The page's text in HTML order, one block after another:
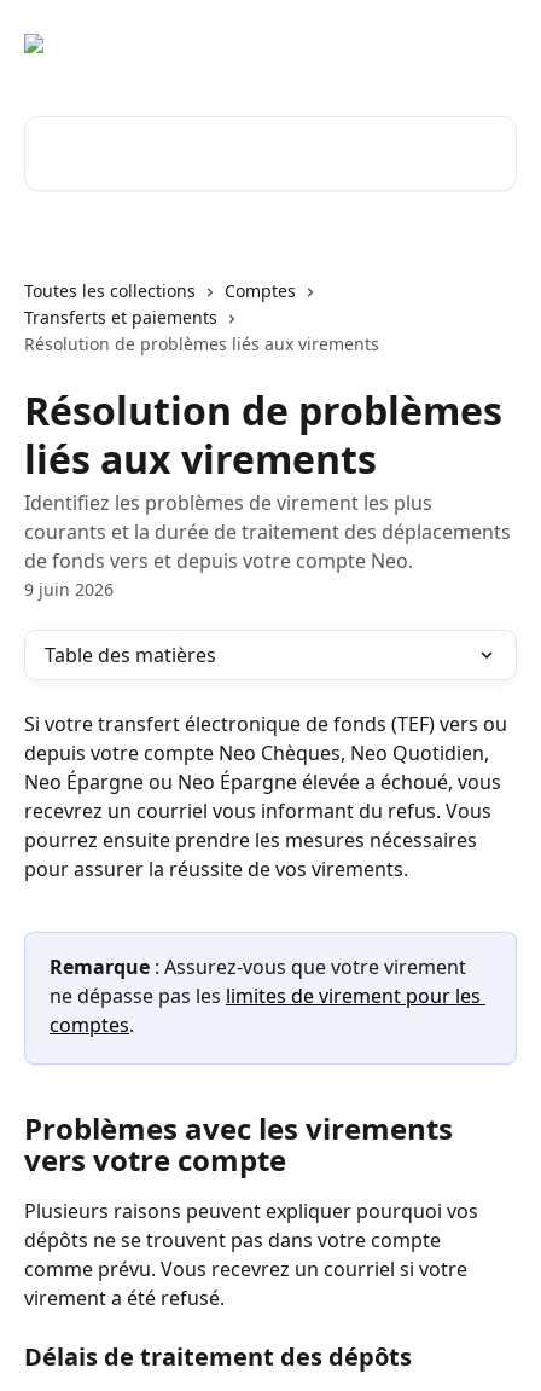
Toutes les collections
Comptes
Transferts et paiements
Résolution de problèmes liés aux virements
Résolution de problèmes
liés aux virements
Identifiez les problèmes de virement les plus
courants et la durée de traitement des déplacements
de fonds vers et depuis votre compte Neo.
9 juin 2026
Table des matières
Si votre transfert électronique de fonds (TEF) vers ou
depuis votre compte Neo Chèques, Neo Quotidien,
Neo Épargne ou Neo Épargne élevée a échoué, vous
recevrez un courriel vous informant du refus. Vous
pourrez ensuite prendre les mesures nécessaires
pour assurer la réussite de vos virements.
Remarque : Assurez-vous que votre virement
ne dépasse pas les limites de virement pour les
comptes.
Problèmes avec les virements
vers votre compte
Plusieurs raisons peuvent expliquer pourquoi vos
dépôts ne se trouvent pas dans votre compte
comme prévu. Vous recevrez un courriel si votre
virement a été refusé.
Délais de traitement des dépôts